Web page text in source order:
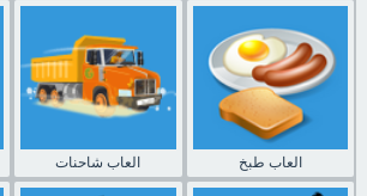
العاب شاحنات العاب طبخ